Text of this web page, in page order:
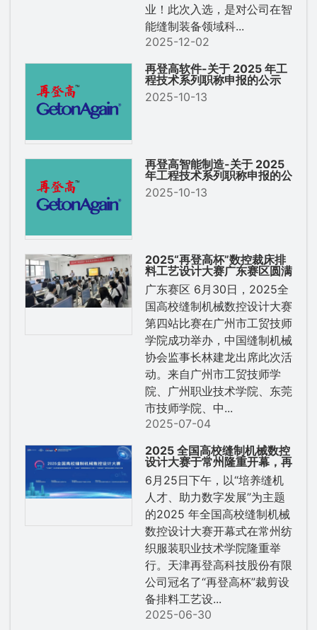
业！此次入选，是对公司在智
能缝制装备领域科...
2025-12-02
再登高软件-关于 2025 年工
程技术系列职称申报的公示
2025-10-13
再登高智能制造-关于 2025
年工程技术系列职称申报的公
示
2025-10-13
2025“再登高杯”数控裁床排
料工艺设计大赛广东赛区圆满
落幕
广东赛区 6月30日，2025全
国高校缝制机械数控设计大赛
第四站比赛在广州市工贸技师
学院成功举办，中国缝制机械
协会监事长林建龙出席此次活
动。来自广州市工贸技师学
院、广州职业技术学院、东莞
市技师学院、中...
2025-07-04
2025 全国高校缝制机械数控
设计大赛于常州隆重开幕，再
登高作为冠名单位，全力助推
行业人才建设！
6月25日下午，以“培养缝机
人才、助力数字发展”为主题
的2025 年全国高校缝制机械
数控设计大赛开幕式在常州纺
织服装职业技术学院隆重举
行。天津再登高科技股份有限
公司冠名了“再登高杯”裁剪设
备排料工艺设...
2025-06-30